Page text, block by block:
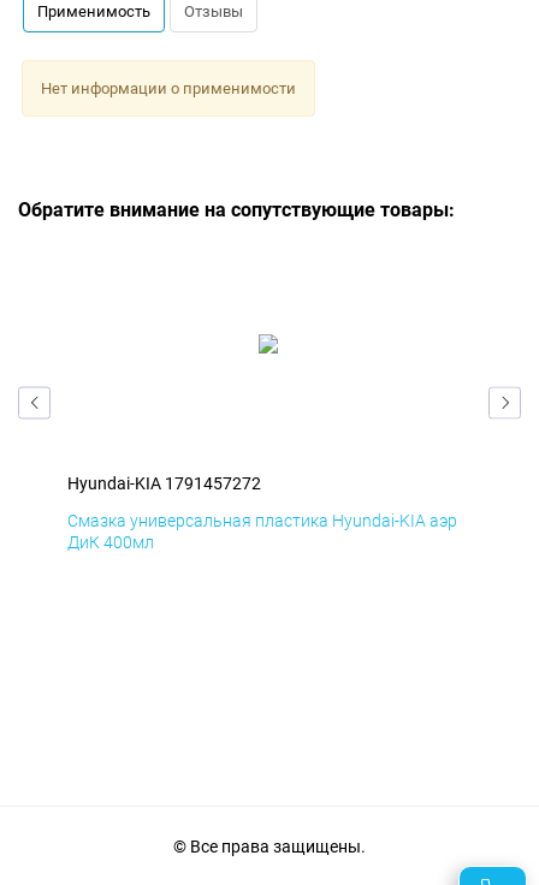
Применимость Отзывы
Нет информации о применимости
Обратите внимание на сопутствующие товары:
Hyundai-KIA 1791457272
Смазка универсальная пластика Hyundai-KIA аэр
ДиК 400мл
© Все права защищены.